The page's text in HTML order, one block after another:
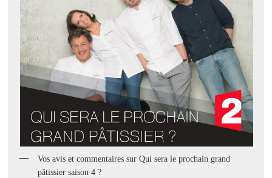
Vos avis et commentaires sur Qui sera le prochain grand
pâtissier saison 4 ?